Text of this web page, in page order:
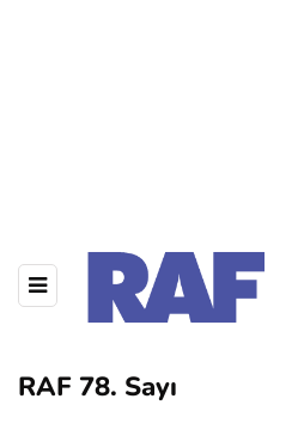
RAF 78. Sayı